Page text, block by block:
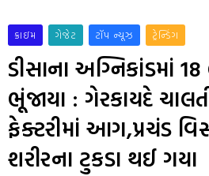
ક્રાઇમ ગેજેટ ટૉપ ન્યૂઝ ટ્રેન્ડિંગ
ડીસાના અગ્નિકાંડમાં 18
ભૂંજાયા : ગેરકાયદે
ફેક્ટરીમાં આગ,પ્રચંડ
શરીરના ટુકડા થઈ ગયા